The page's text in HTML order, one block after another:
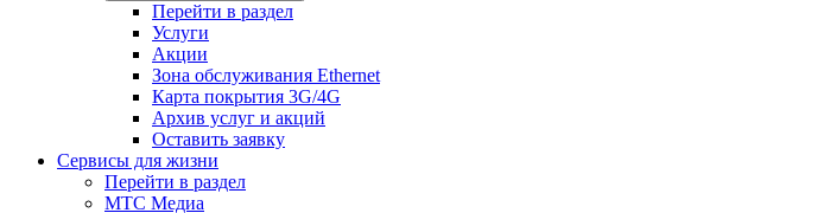
Перейти в раздел
Услуги
Акции
Зона обслуживания Ethernet
Карта покрытия 3G/4G
Архив услуг и акций
Оставить заявку
Сервисы для жизни
Перейти в раздел
МТС Медиа